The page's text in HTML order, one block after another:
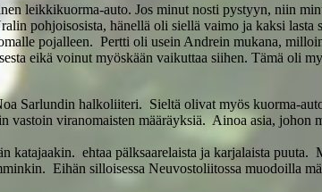
leikkikuorma-auto. Jos minut nosti pystyyn, niin
pohjoisosista, hänellä oli siellä vaimo ja kaksi
pojalleen. Pertti oli usein Andrein mukana,
eikä voinut myöskään vaikuttaa siihen. Tämä oli
Sarlundin halkoliiteri. Sieltä olivat myös kuorma-
viranomaisten määräyksiä. Ainoa asia,
katajaakin. ehtaa pälksaarelaista ja karjalaista
Eihän silloisessa Neuvostoliitossa muodoilla